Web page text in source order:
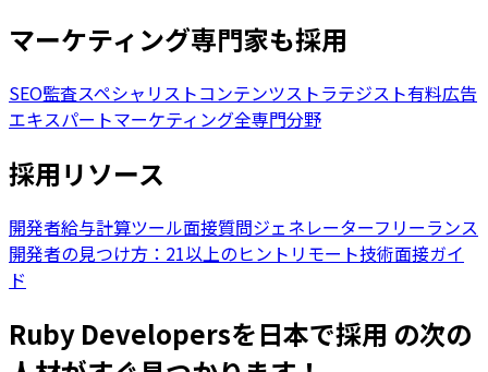
マーケティング専門家も採用
SEO監査スペシャリストコンテンツストラテジスト有料広告
エキスパートマーケティング全専門分野
採用リソース
開発者給与計算ツール面接質問ジェネレーターフリーランス
開発者の見つけ方：21以上のヒント リモート技術面接ガイ
ド
Ruby Developersを日本で採用 の次の